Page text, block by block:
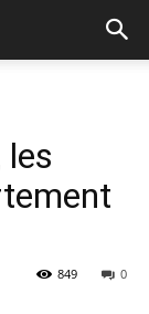
les
0
849